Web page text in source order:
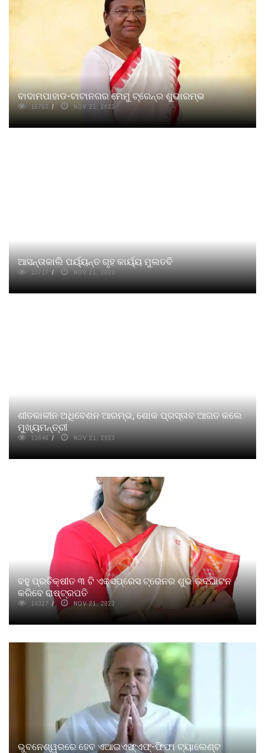
ବାଦାମପାହାଡ-ଟାଟାନଗର ମେମୁ ଟ୍ରେନ୍‌‌ର ଶୁଭାରମ୍ଭ
15752 NOV 21, 2023
ଆସନ୍ତାକାଲି ପର୍ୟ୍ୟନ୍ତ ଗୃହ କାର୍ୟ୍ୟ ମୁଲତବି
13717 NOV 21, 2023
ଶୀତକାଳୀନ ଅଧିବେଶନ ଆରମ୍ଭ, ଶୋକ ପ୍ରସ୍ତାବ ଆଗତ କଲେ
ମୁଖ୍ୟମନ୍ତ୍ରୀ
13846 NOV 21, 2023
ବହୁ ପ୍ରତିକ୍ଷୀତ ୩ ଟି ଏକ୍ସପ୍ରେସ ଟ୍ରେନର ଶୁଭ ଉଦଘାଟନ
କରିବେ ରାଷ୍ଟ୍ରପତି
14327 NOV 21, 2023
ଭୁବନେଶ୍ୱରରେ ହେବ ଏଆଇଏଫ୍‌ଏଫ୍‌-ଫିଫା ଟ୍ୟାଲେଣ୍ଟ